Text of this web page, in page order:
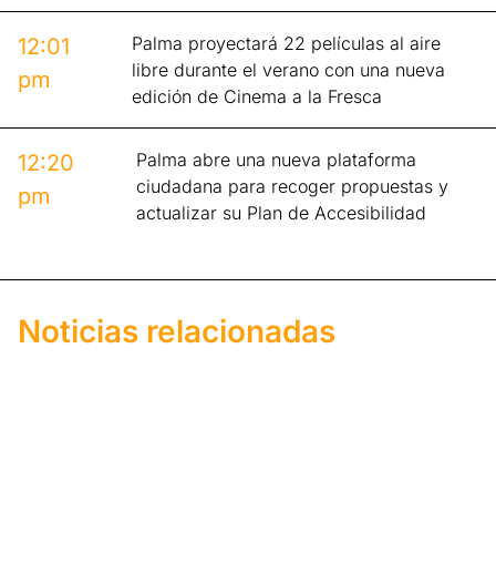
12:01
pm
Palma proyectará 22 películas al aire
libre durante el verano con una nueva
edición de Cinema a la Fresca
12:20
pm
Palma abre una nueva plataforma
ciudadana para recoger propuestas y
actualizar su Plan de Accesibilidad
Noticias relacionadas